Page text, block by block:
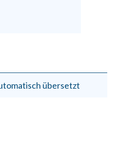
übersetzt